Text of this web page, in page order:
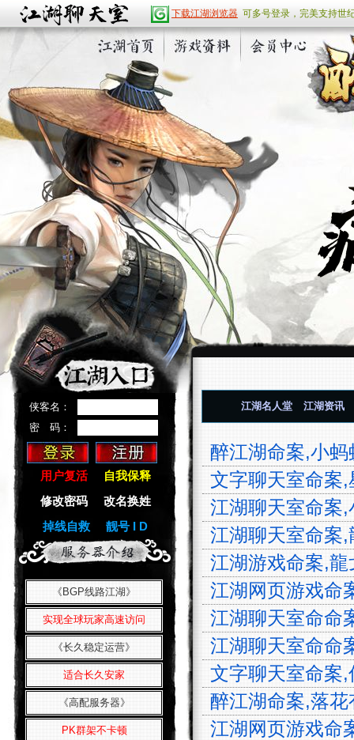
下载江湖浏览器 可多号登录，完美支持世
湖
侠客名：
密 码：
用户复活
自我保释
修改密码
改名换姓
掉线自救
靓号 I D
《BGP线路江湖》
实现全球玩家高速访问
《长久稳定运营》
适合长久安家
《高配服务器》
PK群架不卡顿
江湖名人堂 江湖资讯
醉江湖命案,小
文字聊天室命案
江湖聊天室命案
江湖聊天室命案
江湖游戏命案,
江湖网页游戏命
江湖聊天室命命
江湖聊天室命命
文字聊天室命案
醉江湖命案,落
江湖网页游戏命